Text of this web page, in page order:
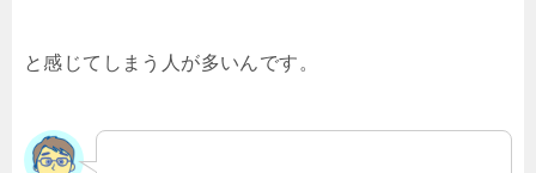
と感じてしまう人が多いんです。